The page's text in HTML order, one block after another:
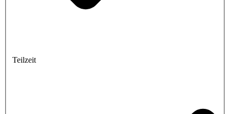
Teilzeit